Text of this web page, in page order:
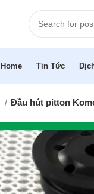
Home Tin Tức
Đầu hút pitton